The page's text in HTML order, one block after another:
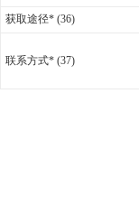
获取途径* (36)
联系方式* (37)